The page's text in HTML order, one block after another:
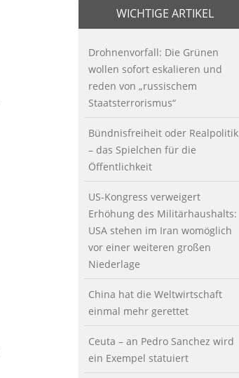
WICHTIGE ARTIKEL
Drohnenvorfall: Die Grünen
wollen sofort eskalieren und
reden von „russischem
Staatsterrorismus“
Bündnisfreiheit oder Realpolitik
– das Spielchen für die
Öffentlichkeit
US-Kongress verweigert
Erhöhung des Militärhaushalts:
USA stehen im Iran womöglich
vor einer weiteren großen
Niederlage
China hat die Weltwirtschaft
einmal mehr gerettet
Ceuta – an Pedro Sanchez wird
ein Exempel statuiert